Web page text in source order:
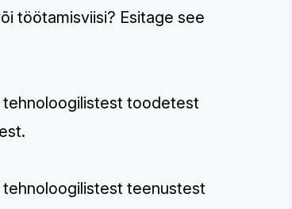
töötamisviisi? Esitage see
tehnoloogilistest toodetest
teenustest